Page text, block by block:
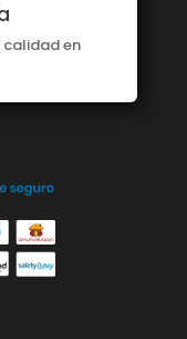
en